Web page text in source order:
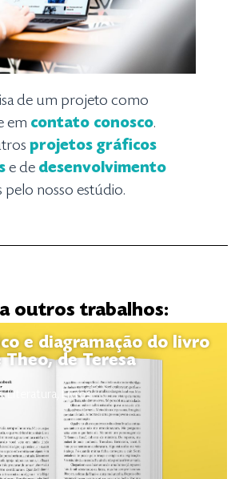
de um projeto como
em contato conosco.
projetos gráficos
e de desenvolvimento
pelo nosso estúdio.
outros trabalhos:
e diagramação do livro
de Teresa
,Literatura Livros